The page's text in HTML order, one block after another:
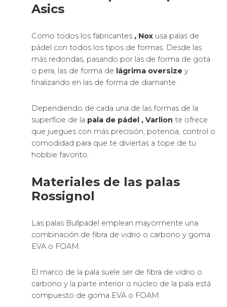
Asics
Como todos los fabricantes , Nox usa palas de
pádel con todos los tipos de formas. Desde las
más redondas, pasando por las de forma de gota
o pera, las de forma de lágrima oversize y
finalizando en las de forma de diamante.
Dependiendo de cada una de las formas de la
superfície de la pala de pádel , Varlion te ofrece
que juegues con más precisión, potencia, control o
comodidad para que te diviertas a tope de tu
hobbie favorito.
Materiales de las palas
Rossignol
Las palas Bullpadel emplean mayormente una
combinación de fibra de vidrio o carbono y goma
EVA o FOAM.
El marco de la pala suele ser de fibra de vidrio o
carbono y la parte interior o núcleo de la pala está
compuesto de goma EVA o FOAM.